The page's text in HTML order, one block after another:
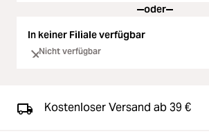
oder
In keiner Filiale verfügbar
Nicht verfügbar
Kostenloser Versand ab 39 €